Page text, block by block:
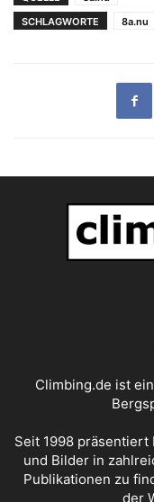
SCHLAGWORTE
8a.nu
Climbing.de ist
Seit 1998
und Bilder in
Publikationen zu
der